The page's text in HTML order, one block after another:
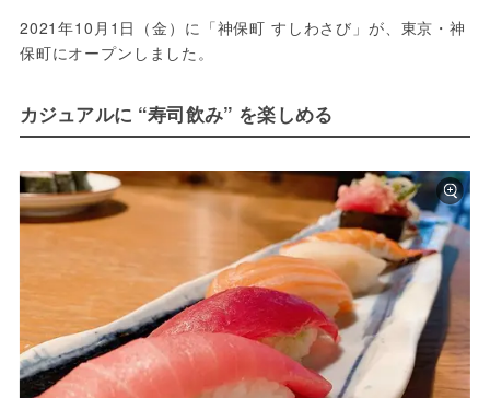
2021年10月1日（金）に「神保町 すしわさび」が、東京・神
保町にオープンしました。
カジュアルに “寿司飲み” を楽しめる